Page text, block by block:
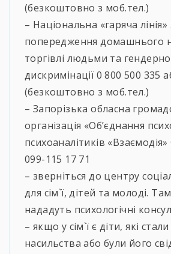
(безкоштовно з моб.тел.)
– Національна «гаряча лінія»
попередження домашнього
торгівлі людьми та
дискримінації 0 800 500 335
(безкоштовно з моб.тел.)
– Запорізька обласна
організація «Об’єднання
психоаналітиків
099-115 17 71
– зверніться до центру
для сім`ї, дітей та молоді.
нададуть психологічні
– якщо у сім`ї є діти, які
насильства або були його